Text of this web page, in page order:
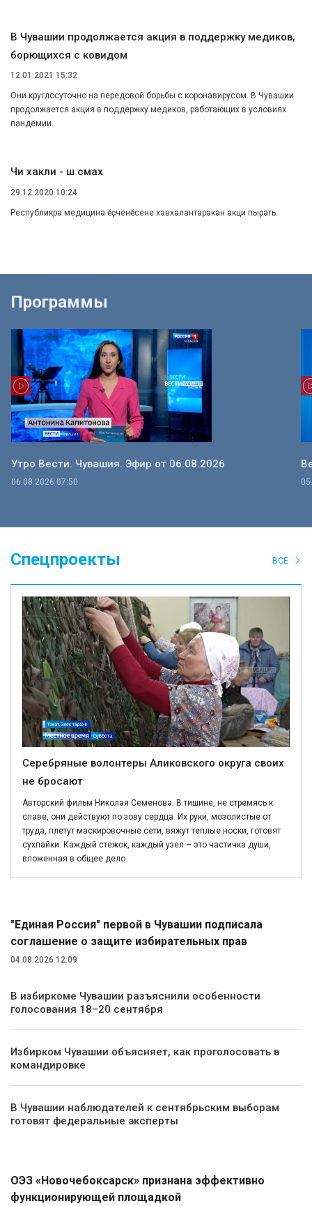
В Чувашии продолжается акция в поддержку медиков,
борющихся с ковидом
12.01.2021 15:32
Они круглосуточно на передовой борьбы с коронавирусом. В Чувашии
продолжается акция в поддержку медиков, работающих в условиях
пандемии.
Чи хакли - ӑшӑ сӑмах
29.12.2020 10:24
Республикӑра медицина ӗҫченӗсене хавхалантаракан акци пырать.
Программы
Утро Вести. Чувашия. Эфир от 06.08.2026
06.08.2026 07:50
ВСЕ
Спецпроекты
Серебряные волонтеры Аликовского округа своих
не бросают
Авторский фильм Николая Семенова. В тишине, не стремясь к
славе, они действуют по зову сердца. Их руки, мозолистые от
труда, плетут маскировочные сети, вяжут теплые носки, готовят
сухпайки. Каждый стежок, каждый узел – это частичка души,
вложенная в общее дело.
Политика
"Единая Россия" первой в Чувашии подписала
соглашение о защите избирательных прав
04.08.2026 12:09
В избиркоме Чувашии разъяснили особенности
голосования 18–20 сентября
Избирком Чувашии объясняет, как проголосовать в
командировке
В Чувашии наблюдателей к сентябрьским выборам
готовят федеральные эксперты
ОЭЗ «Новочебоксарск» признана эффективно
функционирующей площадкой